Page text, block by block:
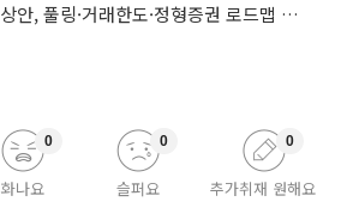
STO 하위법규 예상안, 풀링·거래한도·정형증권 로드맵 제시
화나요
0
슬퍼요
0
추가취재 원해요
0